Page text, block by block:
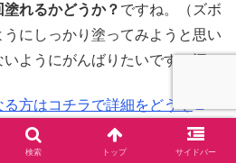
れるかどうか？ ですね。（ズボ
にしっかり塗ってみようと思い
ようにがんばりたいです・汗）
方はコチラで詳細をどうぞ
の方はこちらから
検索 トップ サイドバー